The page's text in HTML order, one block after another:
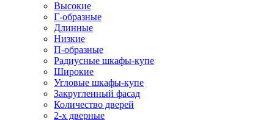
Высокие
Г-образные
Длинные
Низкие
П-образные
Радиусные шкафы-купе
Широкие
Угловые шкафы-купе
Закругленный фасад
Количество дверей
2-х дверные